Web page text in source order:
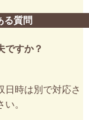
る質問
ですか？
日時は別で対応さ
。